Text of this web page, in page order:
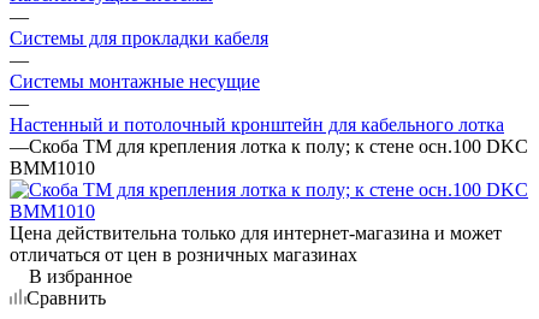
—
Системы для прокладки кабеля
—
Системы монтажные несущие
—
Настенный и потолочный кронштейн для кабельного лотка
—Скоба TM для крепления лотка к полу; к стене осн.100 DKC
BMM1010
Цена действительна только для интернет-магазина и может
отличаться от цен в розничных магазинах
В избранное
Сравнить